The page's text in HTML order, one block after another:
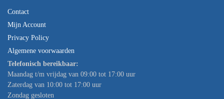
Contact
Mijn Account
Privacy Policy
Algemene voorwaarden
Telefonisch bereikbaar:
Maandag t/m vrijdag van 09:00 tot 17:00 uur
Zaterdag van 10:00 tot 17:00 uur
Zondag gesloten